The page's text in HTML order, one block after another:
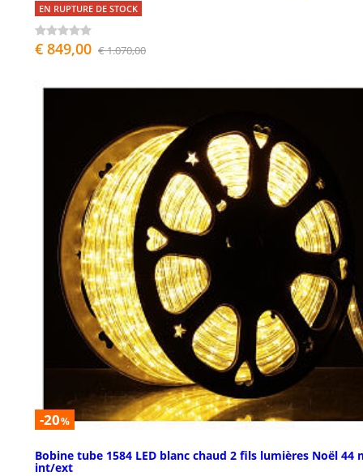
EN RUPTURE DE STOCK
€ 849,00 € 1.070,00
-20%
Bobine tube 1584 LED blanc chaud 2 fils lumières Noël 44
int/ext